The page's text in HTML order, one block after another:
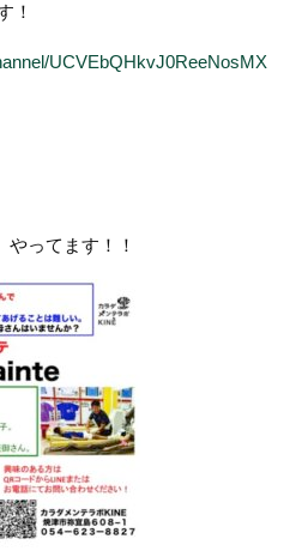
！
UCVEbQHkvJ0ReeNosMX
ってます！！